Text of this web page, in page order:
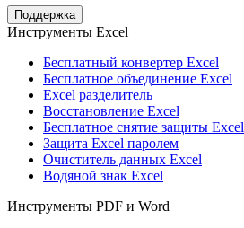
Поддержка
Инструменты Excel
Бесплатный конвертер Excel
Бесплатное объединение Excel
Excel разделитель
Восстановление Excel
Бесплатное снятие защиты Excel
Защита Excel паролем
Очиститель данных Excel
Водяной знак Excel
Инструменты PDF и Word